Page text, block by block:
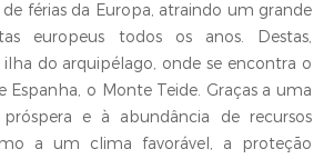
férias da Europa, atraindo um grande
europeus todos os anos. Destas,
do arquipélago, onde se encontra o
o Monte Teide. Graças a uma
e à abundância de recursos
a um clima favorável, a proteção